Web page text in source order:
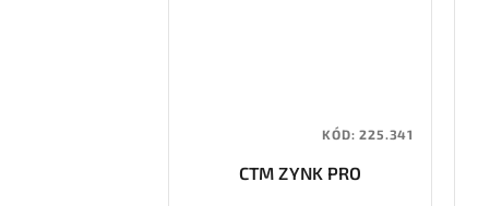
CTM ZYNK PRO
KÓD:225.341